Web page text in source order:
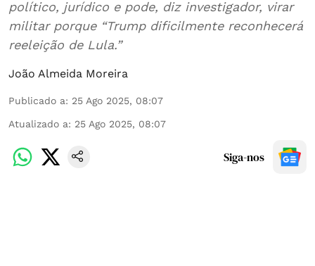
político, jurídico e pode, diz investigador, virar
militar porque “Trump dificilmente reconhecerá
reeleição de Lula.”
João Almeida Moreira
Publicado a: 25 Ago 2025, 08:07
Atualizado a: 25 Ago 2025, 08:07
Siga-nos